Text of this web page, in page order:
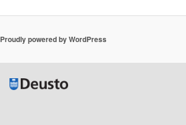
Proudly powered by WordPress